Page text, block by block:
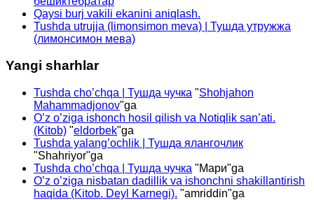
Qaysi burj vakili ekanini aniqlash.
Tushda utrujja (limonsimon meva) | Тушда утружжа
(лимонсимон мева)
Yangi sharhlar
Tushda cho’chqa | Тушда чучка "Shohjahon
Mahammadjonov"ga
O’z o’ziga ishonch hosil qilish va Notiqlik san’ati.
(Kitob) "eldorbek"ga
Tushda yalang’ochlik | Тушда ялангочлик
"Shahriyor"ga
Tushda cho’chqa | Тушда чучка "Мари"ga
O’z o’ziga nisbatan dadillik va ishonchni shakillantirish
haqida (Kitob. Deyl Karnegi). "amriddin"ga